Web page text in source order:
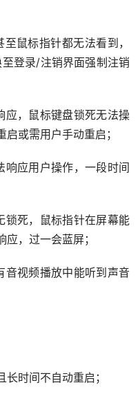
鼠标指针都无法看到，
登录/注销界面强制注销
应，鼠标键盘锁死无法操
或需用户手动重启；
应用户操作，一段时间
锁死，鼠标指针在屏幕能
，过一会蓝屏；
音视频播放中能听到声音
时间不自动重启；